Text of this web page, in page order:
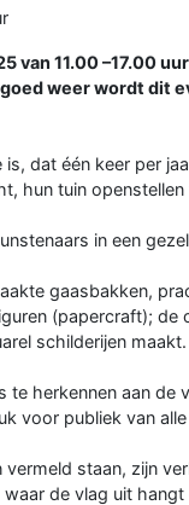
van 11.00 –17.00
weer wordt dit
dat één keer per
hun tuin openstellen
in een
gaasbakken,
(papercraft); de
schilderijen
te herkennen aan de
voor publiek van
vermeld staan, zijn
waar de vlag uit